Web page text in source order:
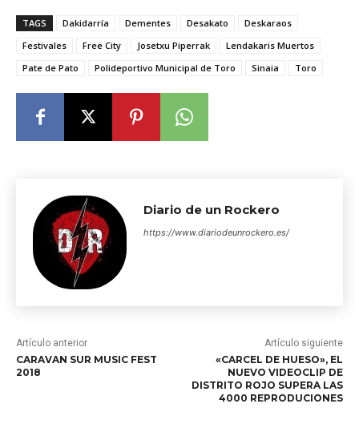
TAGS Dakidarría Dementes Desakato
Deskaraos
Festivales
Free City Josetxu Piperrak
Lendakaris Muertos
Pate de Pato
Polideportivo Municipal de Toro Sinaia Toro
Diario de un Rockero
https://www.diariodeunrockero.es/
Artículo anterior
CARAVAN SUR MUSIC FEST
2018
Artículo siguiente
«CARCEL DE HUESO», EL
NUEVO VIDEOCLIP DE
DISTRITO ROJO SUPERA LAS
4000 REPRODUCIONES